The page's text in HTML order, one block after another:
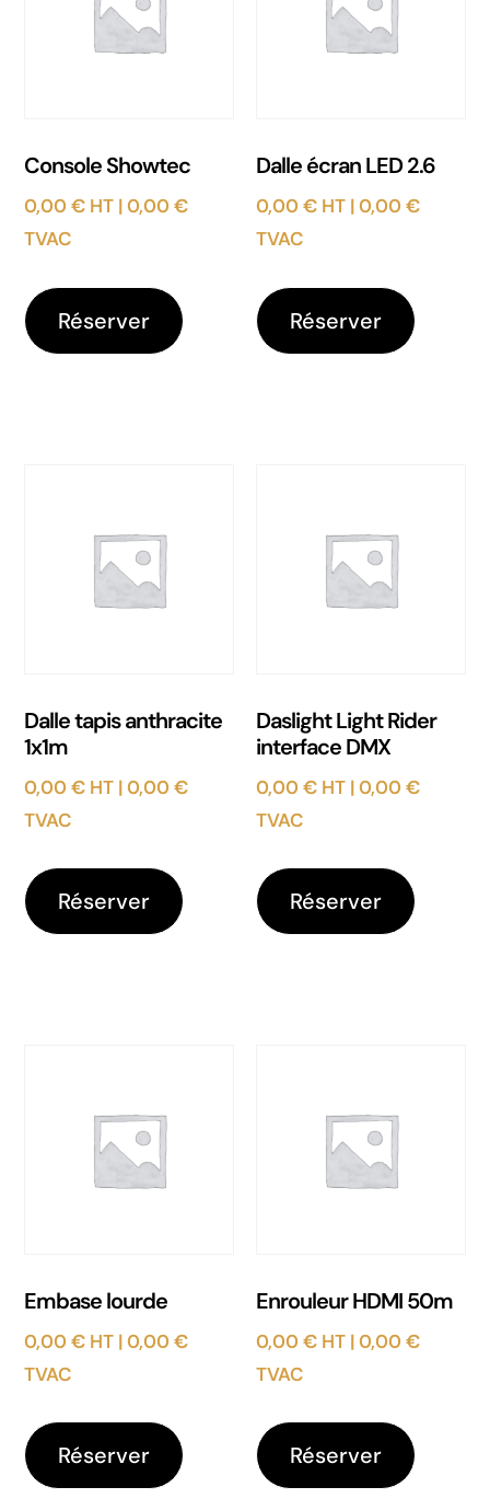
Console Showtec
0,00€ HT |0,00€
TVAC
Réserver
Dalle écran LED 2.6
0,00 € HT |0,00 €
TVAC
Réserver
Dalle tapis anthracite
1x1m
0,00€ HT |0,00€
TVAC
Réserver
Daslight Light Rider
interface DMX
0,00 € HT |0,00 €
TVAC
Réserver
Embase lourde
0,00€ HT |0,00€
TVAC
Réserver
Enrouleur HDMI 50m
0,00 € HT |0,00 €
TVAC
Réserver